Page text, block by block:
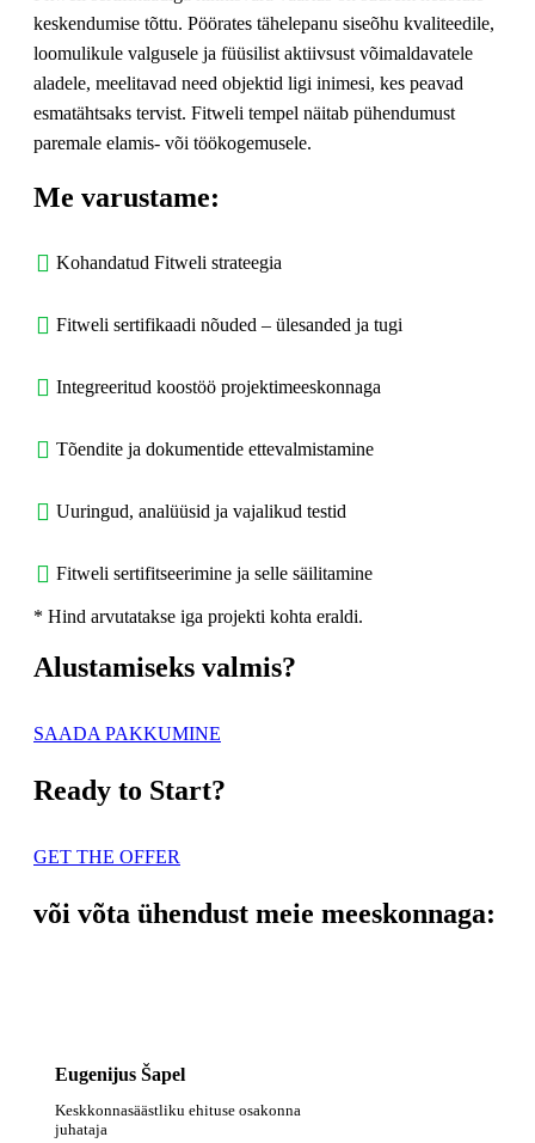
keskendumise tõttu. Pöörates tähelepanu siseõhu kvaliteedile,
loomulikule valgusele ja füüsilist aktiivsust võimaldavatele
aladele, meelitavad need objektid ligi inimesi, kes peavad
esmatähtsaks tervist. Fitweli tempel näitab pühendumust
paremale elamis- või töökogemusele.
Me varustame:
Kohandatud Fitweli strateegia
Fitweli sertifikaadi nõuded – ülesanded ja tugi
Integreeritud koostöö projektimeeskonnaga
Tõendite ja dokumentide ettevalmistamine
Uuringud, analüüsid ja vajalikud testid
Fitweli sertifitseerimine ja selle säilitamine
* Hind arvutatakse iga projekti kohta eraldi.
Alustamiseks valmis?
SAADA PAKKUMINE
Ready to Start?
GET THE OFFER
või võta ühendust meie meeskonnaga:
Eugenijus Šapel
Keskkonnasäästliku ehituse osakonna
juhataja